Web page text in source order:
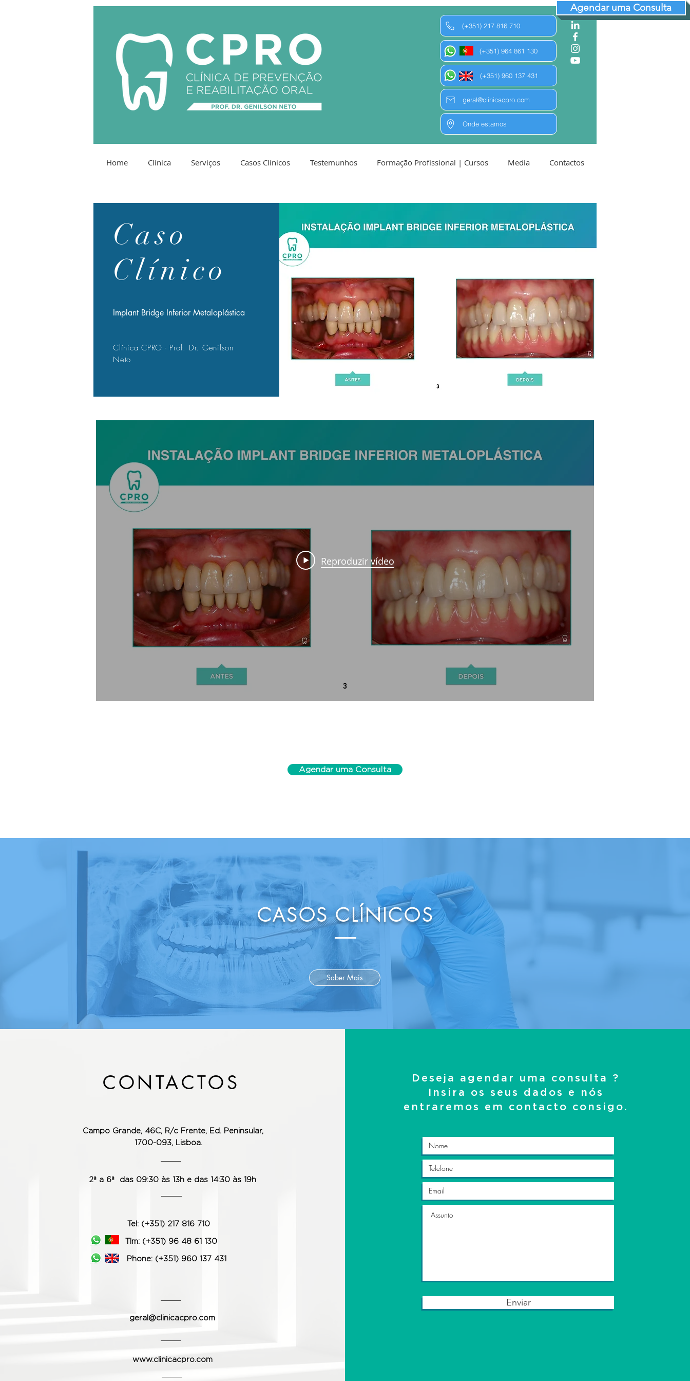
Agendar uma Consulta
(+351) 217 816 710
(+351) 964 861 130
(+351) 960 137 431
geral@clinicacpro.com
Onde estamos
Home Clínica Serviços Casos Clínicos Testemunhos Formação Profissional | Cursos Media Contactos
Caso
Clínico
Implant Bridge Inferior Metaloplástica
Clínica CPRO - Prof. Dr. Genilson
Neto
Reproduzir vídeo
Agendar uma Consulta
CASOS CLÍNICOS
Saber Mais
CONTACTOS
Campo Grande, 46C, R/c Frente, Ed. Peninsular,
1700-093, Lisboa.
2ª a 6ª das 09:30 às 13h e das 14:30 às 19h
Tel: (+351) 217 816 710
Tlm: (+351) 96 48 61 130
Phone: (+351) 960 137 431
geral@clinicacpro.com
www.clinicacpro.com
Deseja agendar uma consulta ?
Insira os seus dados e nós
entraremos em contacto consigo.
Enviar